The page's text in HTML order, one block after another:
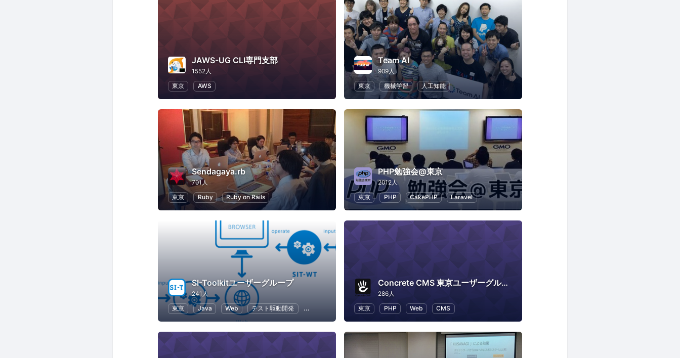
JAWS-UG CLI専門支部
1552人
東京
AWS
Team AI
909人
東京
機械学習 人工知能
Sendagaya.rb
701人
東京
Ruby Ruby on Rails
PHP勉強会@東京
2012人
東京
PHP CakePHP Laravel
SI-Toolkitユーザーグループ
241人
東京
Java Web テスト駆動開発 ソフトウェア開発
Concrete CMS 東京ユーザーグループ
286人
東京
PHP Web CMS